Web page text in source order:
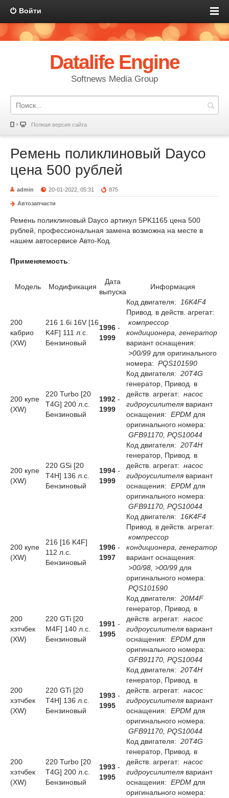
Войти
Datalife Engine
Softnews Media Group
Полная версия сайта
Ремень поликлиновый Dayco
цена 500 рублей
admin 20-01-2022, 05:31 875
Автозапчасти
Ремень поликлиновый Dayco артикул 5PK1165 цена 500
рублей, профессиональная замена возможна на месте в
нашем автосервисе Авто-Код.
Применяемость:
Модель Модификация
Дата
выпуска
Информация
200
кабрио
(XW)
216 1.6i 16V [16
K4F] 111 л.с.
Бензиновый
1996 -
1999
Код двигателя:
16K4F4
Привод. в действ. агрегат:
компрессор
кондиционера, генератор
вариант оснащения:
>00/99 для оригинального
номера: PQS101590
200 купе
(XW)
220 Turbo [20
T4G] 200 л.с.
Бензиновый
1992 -
1999
Код двигателя: 20T4G
генератор, Привод. в
действ. агрегат: насос
гидроусилителя вариант
оснащения: EPDM для
оригинального номера:
GFB91170, PQS10044
200 купе
(XW)
220 GSi [20
T4H] 136 л.с.
Бензиновый
1994 -
1999
Код двигателя: 20T4H
генератор, Привод. в
действ. агрегат: насос
гидроусилителя вариант
оснащения: EPDM для
оригинального номера:
GFB91170, PQS10044
200 купе
(XW)
216 [16 K4F]
112 л.с.
Бензиновый
1996 -
1997
Код двигателя:
16K4F4
Привод. в действ. агрегат:
компрессор
кондиционера, генератор
вариант оснащения:
>00/98, >00/99 для
оригинального номера:
PQS101590
200
хэтчбек
(XW)
220 GTi [20
M4F] 140 л.с.
Бензиновый
1991 -
1995
Код двигателя: 20M4F
генератор, Привод. в
действ. агрегат: насос
гидроусилителя вариант
оснащения: EPDM для
оригинального номера:
GFB91170, PQS10044
200
хэтчбек
(XW)
220 GTi [20
T4H] 136 л.с.
Бензиновый
1993 -
1995
Код двигателя: 20T4H
генератор, Привод. в
действ. агрегат: насос
гидроусилителя вариант
оснащения: EPDM для
оригинального номера:
GFB91170, PQS10044
200
хэтчбек
(XW)
220 Turbo [20
T4G] 200 л.с.
Бензиновый
1993 -
1995
Код двигателя: 20T4G
генератор, Привод. в
действ. агрегат: насос
гидроусилителя вариант
оснащения: EPDM для
оригинального номера: